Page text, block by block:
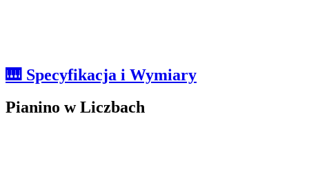
🎹 Specyfikacja i Wymiary
Pianino w Liczbach